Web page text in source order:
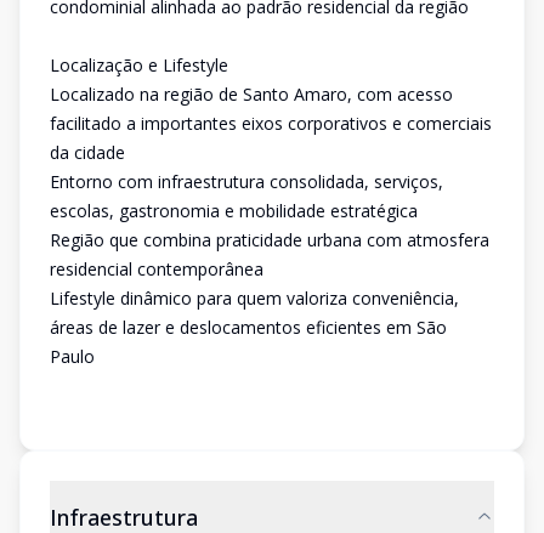
condominial alinhada ao padrão residencial da região
Localização e Lifestyle
Localizado na região de Santo Amaro, com acesso
facilitado a importantes eixos corporativos e comerciais
da cidade
Entorno com infraestrutura consolidada, serviços,
escolas, gastronomia e mobilidade estratégica
Região que combina praticidade urbana com atmosfera
residencial contemporânea
Lifestyle dinâmico para quem valoriza conveniência,
áreas de lazer e deslocamentos eficientes em São
Paulo
Infraestrutura